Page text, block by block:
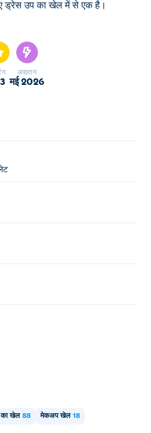
ड्रेस उप का खेल में से एक है।
4.3
अद्यतन
मई 2026
का खेल 88 मेकअप खेल 18